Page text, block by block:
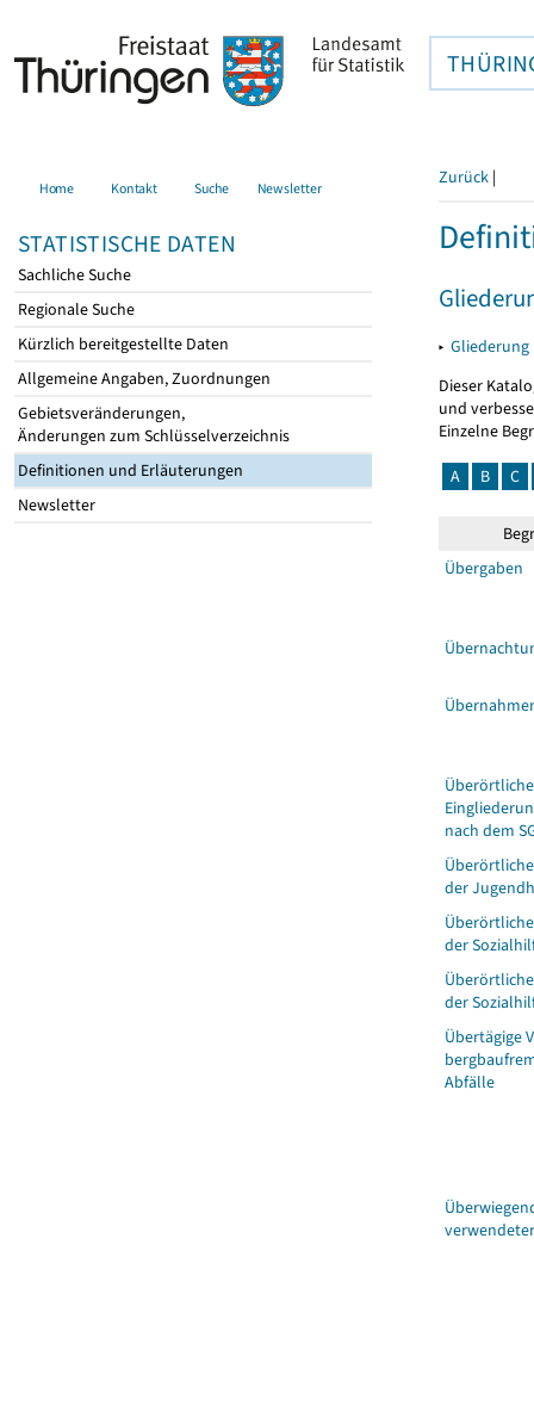
Home Kontakt Suche Newsletter
STATISTISCHE DATEN
Sachliche Suche
Regionale Suche
Kürzlich bereitgestellte Daten
Allgemeine Angaben, Zuordnungen
Gebietsveränderungen,
Änderungen zum Schlüsselverzeichnis
Definitionen und Erläuterungen
Newsletter
Zurück |
▸ Gliederung
Dieser
und
Einzelne
A
B C
Übergaben
Überörtliche
nach dem
der
der
der
Übertägige
Abfälle